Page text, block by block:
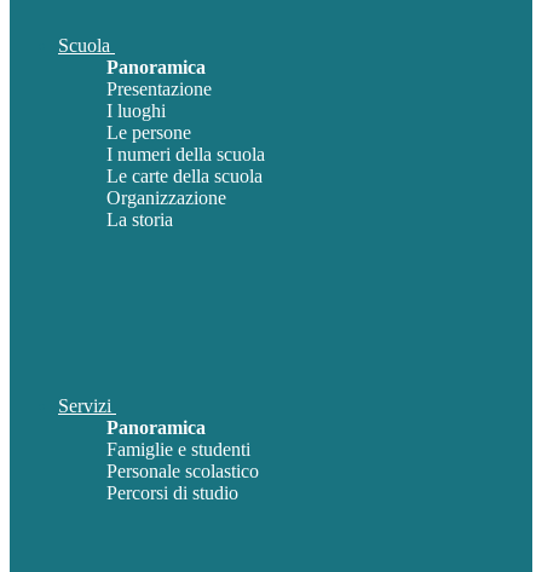
Scuola
Panoramica
Presentazione
I luoghi
Le persone
I numeri della scuola
Le carte della scuola
Organizzazione
La storia
Servizi
Panoramica
Famiglie e studenti
Personale scolastico
Percorsi di studio